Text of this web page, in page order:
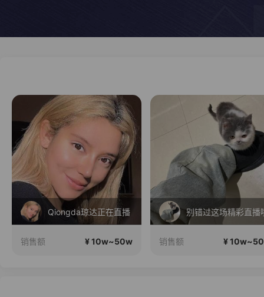
Qiongda琼达正在直播
销售额 ¥ 10w~50w
别错过这场精彩直播
销售额 ¥